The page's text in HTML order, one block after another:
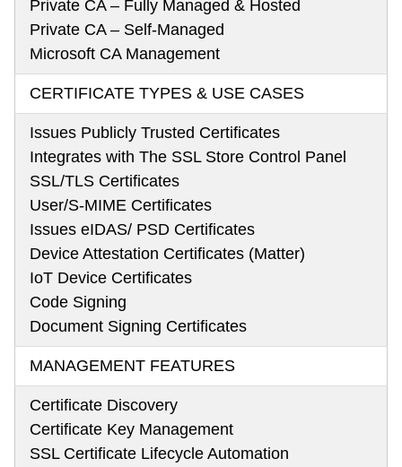
Private CA – Fully Managed & Hosted
Private CA – Self-Managed
Microsoft CA Management
CERTIFICATE TYPES & USE CASES
Issues Publicly Trusted Certificates
Integrates with The SSL Store Control Panel
SSL/TLS Certificates
User/S-MIME Certificates
Issues eIDAS/ PSD Certificates
Device Attestation Certificates (Matter)
IoT Device Certificates
Code Signing
Document Signing Certificates
MANAGEMENT FEATURES
Certificate Discovery
Certificate Key Management
SSL Certificate Lifecycle Automation